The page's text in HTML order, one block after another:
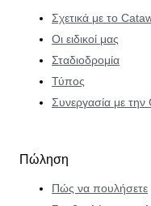
Σχετικά με το
Οι ειδικοί μας
Σταδιοδρομία
Τύπος
Συνεργασία με την
Πώληση
Πώς να πουλήσετε